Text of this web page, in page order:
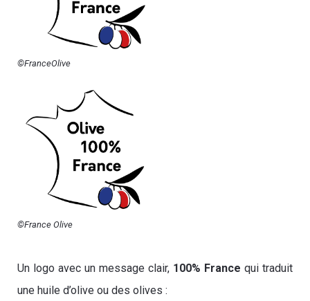
©FranceOlive
©France Olive
Un logo avec un message clair, 100% France qui traduit
une huile d’olive ou des olives :